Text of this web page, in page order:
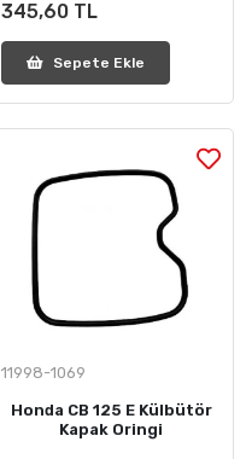
345,60 TL
Sepete Ekle
11998-1069
Honda CB 125 E Külbütör
Kapak Oringi